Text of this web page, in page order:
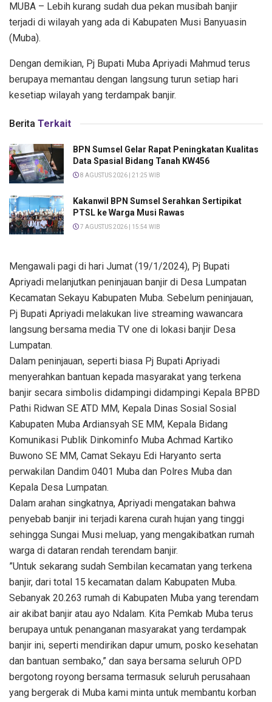
MUBA – Lebih kurang sudah dua pekan musibah banjir
terjadi di wilayah yang ada di Kabupaten Musi Banyuasin
(Muba).
Dengan demikian, Pj Bupati Muba Apriyadi Mahmud terus
berupaya memantau dengan langsung turun setiap hari
kesetiap wilayah yang terdampak banjir.
Berita Terkait
BPN Sumsel Gelar Rapat Peningkatan Kualitas
Data Spasial Bidang Tanah KW456
8 AGUSTUS 2026 | 21:25 WIB
Kakanwil BPN Sumsel Serahkan Sertipikat
PTSL ke Warga Musi Rawas
7 AGUSTUS 2026 | 15:54 WIB
Mengawali pagi di hari Jumat (19/1/2024), Pj Bupati
Apriyadi melanjutkan peninjauan banjir di Desa Lumpatan
Kecamatan Sekayu Kabupaten Muba. Sebelum peninjauan,
Pj Bupati Apriyadi melakukan live streaming wawancara
langsung bersama media TV one di lokasi banjir Desa
Lumpatan.
Dalam peninjauan, seperti biasa Pj Bupati Apriyadi
menyerahkan bantuan kepada masyarakat yang terkena
banjir secara simbolis didampingi didampingi Kepala BPBD
Pathi Ridwan SE ATD MM, Kepala Dinas Sosial Sosial
Kabupaten Muba Ardiansyah SE MM, Kepala Bidang
Komunikasi Publik Dinkominfo Muba Achmad Kartiko
Buwono SE MM, Camat Sekayu Edi Haryanto serta
perwakilan Dandim 0401 Muba dan Polres Muba dan
Kepala Desa Lumpatan.
Dalam arahan singkatnya, Apriyadi mengatakan bahwa
penyebab banjir ini terjadi karena curah hujan yang tinggi
sehingga Sungai Musi meluap, yang mengakibatkan rumah
warga di dataran rendah terendam banjir.
”Untuk sekarang sudah Sembilan kecamatan yang terkena
banjir, dari total 15 kecamatan dalam Kabupaten Muba.
Sebanyak 20.263 rumah di Kabupaten Muba yang terendam
air akibat banjir atau ayo Ndalam. Kita Pemkab Muba terus
berupaya untuk penanganan masyarakat yang terdampak
banjir ini, seperti mendirikan dapur umum, posko kesehatan
dan bantuan sembako,” dan saya bersama seluruh OPD
bergotong royong bersama termasuk seluruh perusahaan
yang bergerak di Muba kami minta untuk membantu korban